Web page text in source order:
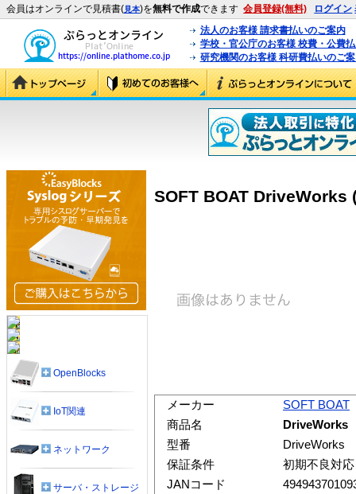
会員はオンラインで見積書(見本)を無料で作成できます 会員登録(無料) ログイン
法人のお客様 請求書払いのご案内
学校・官公庁のお客様 校費・公費
研究機関のお客様 科研費払いのご
SOFT BOAT DriveWorks
メーカー
SOFT BOAT
商品名
DriveWorks
型番
DriveWorks
保証条件
初期不良対
JANコード
OpenBlocks
IoT関連
ネットワーク
サーバ・ストレージ